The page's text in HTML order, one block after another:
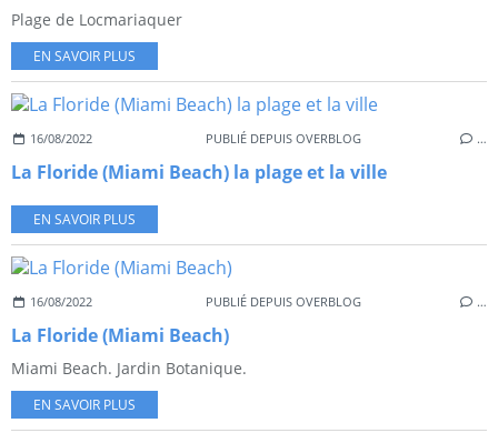
Plage de Locmariaquer
EN SAVOIR PLUS
16/08/2022 PUBLIÉ DEPUIS OVERBLOG …
La Floride (Miami Beach) la plage et la ville
EN SAVOIR PLUS
16/08/2022 PUBLIÉ DEPUIS OVERBLOG …
La Floride (Miami Beach)
Miami Beach. Jardin Botanique.
EN SAVOIR PLUS